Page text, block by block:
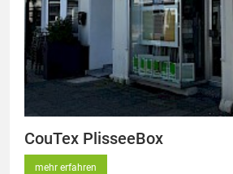
CouTex PlisseeBox
mehr erfahren